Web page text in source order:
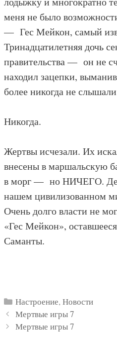
меня не было
— Гес Мейкон, самый
Тринадцатилетняя дочь
правительства — он не
находил зацепки,
более никогда не
Никогда.
Жертвы исчезали. Их
внесены в маршальскую
в морг — но НИЧЕГО.
нашем цивилизованном
Очень долго власти не
«Гес Мейкон»,
Саманты.
Рубрики
Настроение,Новости
Мертвые игры 7
Мертвые игры 7